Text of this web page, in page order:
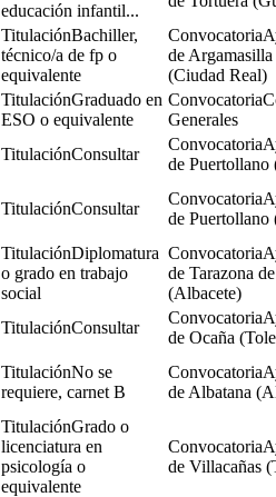
educación infantil...
Bachiller,
técnico/a de fp o
equivalente
de
(Ciudad Real)
Graduado en
ESO o equivalente
Generales
Consultar
de Puertollano
Consultar
de Puertollano
Diplomatura
o grado en trabajo
social
de Tarazona
(Albacete)
Consultar
de Ocaña
No se
requiere, carnet B
de Albatana
Grado o
licenciatura en
psicología o
equivalente
de Villacañas